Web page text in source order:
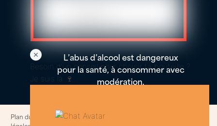
L’abus d’alcool est dangereux
pour la santé, à consommer avec
modération.
Plan du site Politique de confidentialités et cookies
Besoin d'un conseil pour choisir ta bouteille ?
Je suis là 🍷